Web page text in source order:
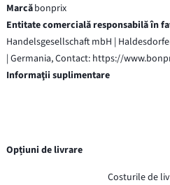
Marcăbonprix
Entitate comercială responsabilă în
Handelsgesellschaft mbH |
| Germania, Contact: https://
Informaţii suplimentare
Opțiuni de livrare
Costurile de